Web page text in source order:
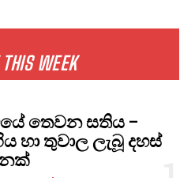
WEEK
තෙවන සතිය –
හා තුවාල ලැබූ දහස්